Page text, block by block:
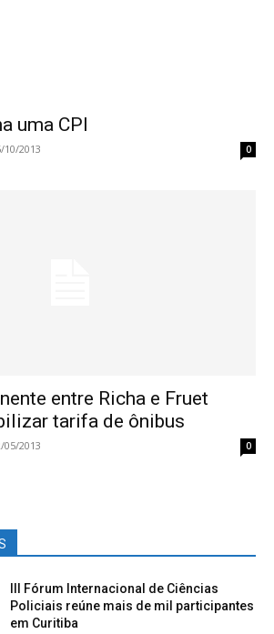
uma CPI
10/2013 0
entre Richa e Fruet
tarifa de ônibus
05/2013 0
III Fórum Internacional de Ciências
Policiais reúne mais de mil participantes
em Curitiba